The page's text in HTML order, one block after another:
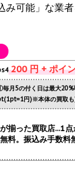
み可能」な業
200 円 + ポイ
月5の付く日は最大
円)※本体の買取も
揃った買取店...1
料。振込み手数料